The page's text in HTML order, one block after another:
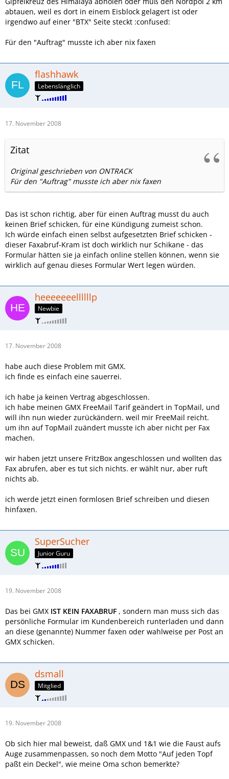
abtauen, weil es dort in einem Eisblock gelagert ist oder
irgendwo auf einer "BTX" Seite steckt :confused:
Für den "Auftrag" musste ich aber nix faxen
flashhawk
Lebenslänglich
17. November 2008
Zitat
Original geschrieben von ONTRACK
Für den "Auftrag" musste ich aber nix faxen
Das ist schon richtig, aber für einen Auftrag musst du auch
keinen Brief schicken, für eine Kündigung zumeist schon.
Ich würde einfach einen selbst aufgesetzten Brief schicken -
dieser Faxabruf-Kram ist doch wirklich nur Schikane - das
Formular hätten sie ja einfach online stellen können, wenn sie
wirklich auf genau dieses Formular Wert legen würden.
heeeeeeellllllp
Newbie
17. November 2008
habe auch diese Problem mit GMX.
ich finde es einfach eine sauerrei.
ich habe ja keinen Vertrag abgeschlossen.
ich habe meinen GMX FreeMail Tarif geändert in TopMail, und
will ihn nun wieder zurückändern. weil mir FreeMail reicht.
um ihn auf TopMail zuändert musste ich aber nicht per Fax
machen.
wir haben jetzt unsere FritzBox angeschlossen und wollten das
Fax abrufen, aber es tut sich nichts. er wählt nur, aber ruft
nichts ab.
ich werde jetzt einen formlosen Brief schreiben und diesen
hinfaxen.
SuperSucher
Junior Guru
19. November 2008
Das bei GMX IST KEIN FAXABRUF , sondern man muss sich das
persönliche Formular im Kundenbereich runterladen und dann
an diese (genannte) Nummer faxen oder wahlweise per Post an
GMX schicken.
dsmall
Mitglied
19. November 2008
Ob sich hier mal beweist, daß GMX und 1&1 wie die Faust aufs
Auge zusammenpassen, so noch dem Motto "Auf jeden Topf
paßt ein Deckel", wie meine Oma schon bemerkte?